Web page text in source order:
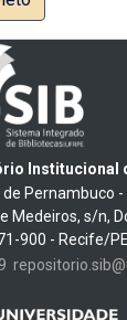
Institucional
Pernambuco
Medeiros, s/n,
900 - Recife/PE